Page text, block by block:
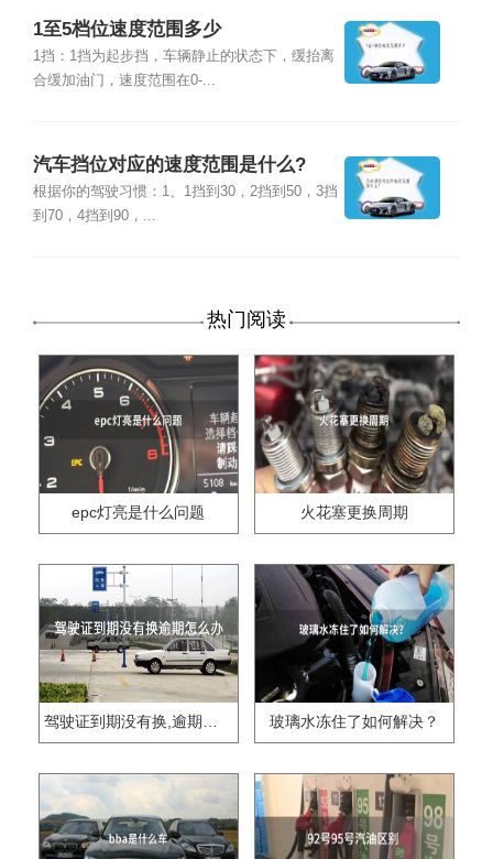
1至5档位速度范围多少
1挡：1挡为起步挡，车辆静止的状态下，缓抬离
合缓加油门，速度范围在0-...
汽车挡位对应的速度范围是什么?
根据你的驾驶习惯：1、1挡到30，2挡到50，3挡
到70，4挡到90，...
热门阅读
epc灯亮是什么问题 火花塞更换周期
驾驶证到期没有换,逾期怎么办?? 玻璃水冻住了如何解决？